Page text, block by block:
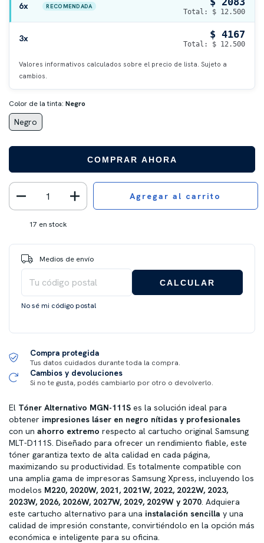
6x RECOMENDADA
Total: $ 12.500
3x $ 4167
Total: $ 12.500
Valores informativos calculados sobre el precio de lista. Sujeto a
cambios.
Color de la tinta: Negro
Negro
COMPRAR AHORA
17 en stock
Entregas para el CP:
Medios de envío
CALCULAR
No sé mi código postal
Compra protegida
Tus datos cuidados durante toda la compra.
Cambios y devoluciones
Si no te gusta, podés cambiarlo por otro o devolverlo.
El Tóner Alternativo MGN-111S es la solución ideal para
obtener impresiones láser en negro nítidas y profesionales
con un ahorro extremo respecto al cartucho original Samsung
MLT-D111S. Diseñado para ofrecer un rendimiento fiable, este
tóner garantiza texto de alta calidad en cada página,
maximizando su productividad. Es totalmente compatible con
una amplia gama de impresoras Samsung Xpress, incluyendo los
modelos M220, 2020W, 2021, 2021W, 2022, 2022W, 2023,
2023W, 2026, 2026W, 2027W, 2029, 2029W y 2070. Adquiera
este cartucho alternativo para una instalación sencilla y una
calidad de impresión constante, convirtiéndolo en la opción más
económica e inteligente para su oficina.